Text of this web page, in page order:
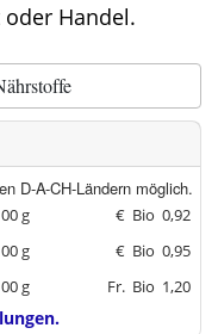
oder Handel.
D-A-CH-Ländern möglich.
g € Bio 0,92
g € Bio 0,95
g Fr. Bio 1,20